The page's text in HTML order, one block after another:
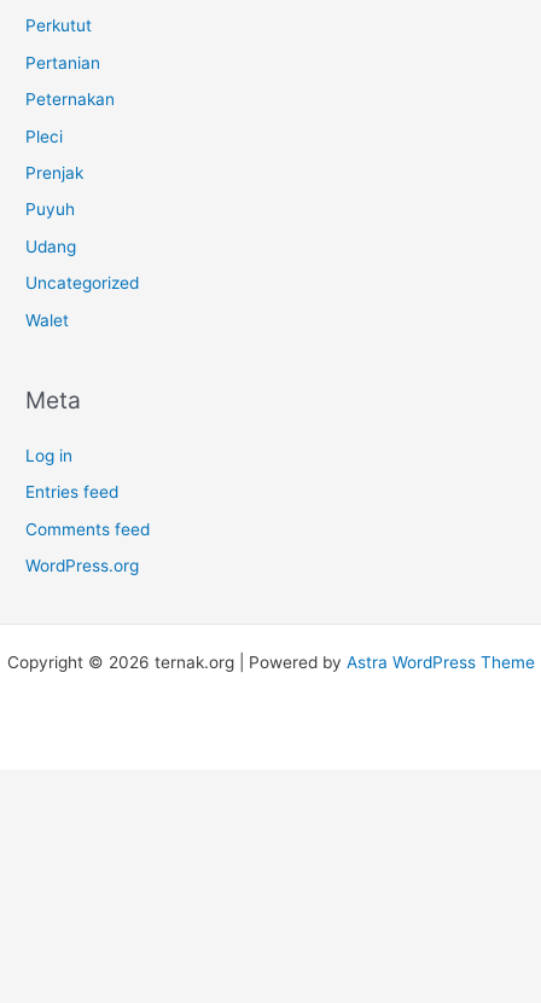
Perkutut
Pertanian
Peternakan
Pleci
Prenjak
Puyuh
Udang
Uncategorized
Walet
Meta
Log in
Entries feed
Comments feed
WordPress.org
Copyright © 2026 ternak.org | Powered by Astra WordPress Theme